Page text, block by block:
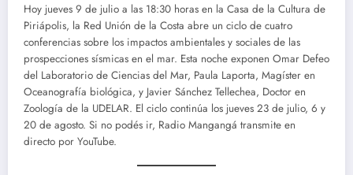
Hoy jueves 9 de julio a las 18:30 horas en la Casa de la Cultura de
Piriápolis, la Red Unión de la Costa abre un ciclo de cuatro
conferencias sobre los impactos ambientales y sociales de las
prospecciones sísmicas en el mar. Esta noche exponen Omar Defeo
del Laboratorio de Ciencias del Mar, Paula Laporta, Magíster en
Oceanografía biológica, y Javier Sánchez Tellechea, Doctor en
Zoología de la UDELAR. El ciclo continúa los jueves 23 de julio, 6 y
20 de agosto. Si no podés ir, Radio Mangangá transmite en
directo por YouTube.